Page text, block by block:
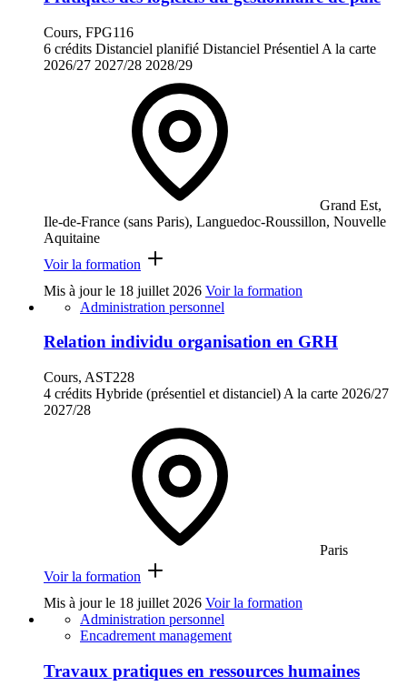
Cours, FPG116
6 crédits Distanciel planifié Distanciel Présentiel A la carte
2026/27 2027/28 2028/29
Grand Est,
Ile-de-France (sans Paris), Languedoc-Roussillon, Nouvelle
Aquitaine
Voir la formation
Mis à jour le 18 juillet 2026 Voir la formation
Administration personnel
Relation individu organisation en GRH
Cours, AST228
4 crédits Hybride (présentiel et distanciel) A la carte 2026/27
2027/28
Paris
Voir la formation
Mis à jour le 18 juillet 2026 Voir la formation
Administration personnel
Encadrement management
Travaux pratiques en ressources humaines